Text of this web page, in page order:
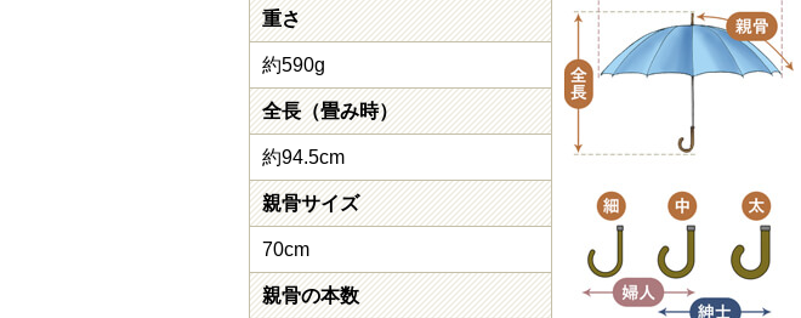
重さ
約590g
全長（畳み時）
約94.5cm
親骨サイズ
70cm
親骨の本数